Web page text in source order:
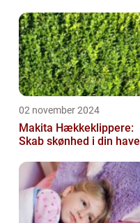
02 november 2024
Makita Hækkeklippere:
Skab skønhed i din have